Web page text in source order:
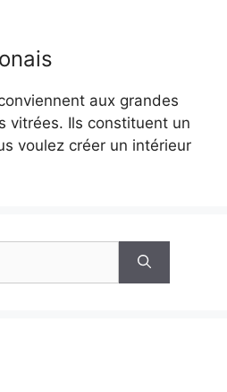
aux grandes
vitrées. Ils constituent un
voulez créer un intérieur